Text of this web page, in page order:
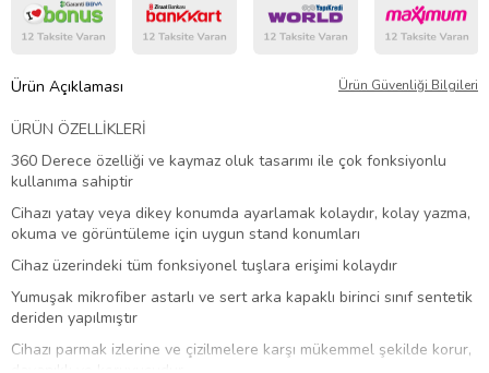
Ürün Açıklaması Ürün Güvenliği Bilgileri
ÜRÜN ÖZELLİKLERİ
360 Derece özelliği ve kaymaz oluk tasarımı ile çok fonksiyonlu
kullanıma sahiptir
Cihazı yatay veya dikey konumda ayarlamak kolaydır, kolay yazma,
okuma ve görüntüleme için uygun stand konumları
Cihaz üzerindeki tüm fonksiyonel tuşlara erişimi kolaydır
Yumuşak mikrofiber astarlı ve sert arka kapaklı birinci sınıf sentetik
deriden yapılmıştır
Cihazı parmak izlerine ve çizilmelere karşı mükemmel şekilde korur,